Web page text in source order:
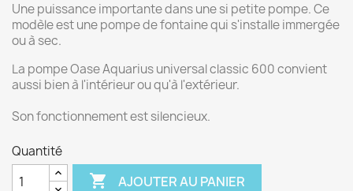
Une puissance importante dans une si petite pompe. Ce
modèle est une pompe de fontaine qui s'installe immergée
ou à sec.
La pompe Oase Aquarius universal classic 600 convient
aussi bien à l'intérieur ou qu'à l'extérieur.
Son fonctionnement est silencieux.
Quantité
 AJOUTER AU PANIER